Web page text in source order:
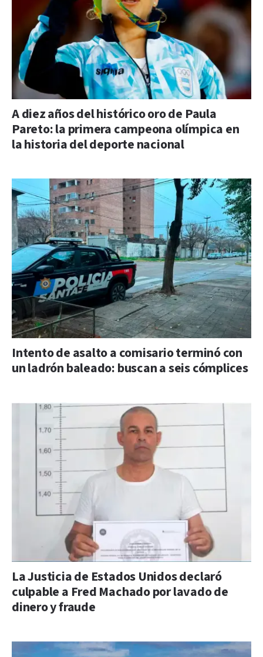
A diez años del histórico oro de Paula
Pareto: la primera campeona olímpica en
la historia del deporte nacional
Intento de asalto a comisario terminó con
un ladrón baleado: buscan a seis cómplices
La Justicia de Estados Unidos declaró
culpable a Fred Machado por lavado de
dinero y fraude